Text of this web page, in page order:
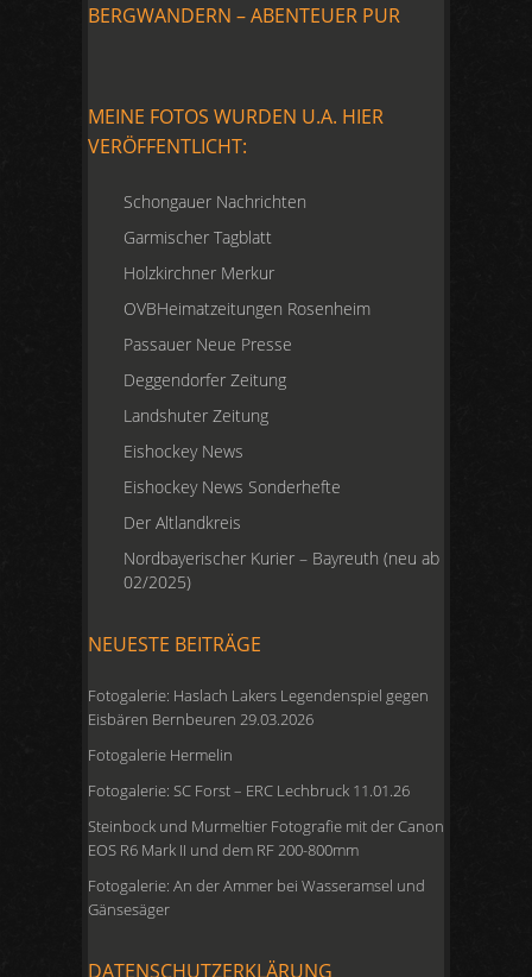
BERGWANDERN – ABENTEUER PUR
MEINE FOTOS WURDEN U.A. HIER
VERÖFFENTLICHT:
Schongauer Nachrichten
Garmischer Tagblatt
Holzkirchner Merkur
OVBHeimatzeitungen Rosenheim
Passauer Neue Presse
Deggendorfer Zeitung
Landshuter Zeitung
Eishockey News
Eishockey News Sonderhefte
Der Altlandkreis
Nordbayerischer Kurier – Bayreuth (neu ab
02/2025)
NEUESTE BEITRÄGE
Fotogalerie: Haslach Lakers Legendenspiel gegen
Eisbären Bernbeuren 29.03.2026
Fotogalerie Hermelin
Fotogalerie: SC Forst – ERC Lechbruck 11.01.26
Steinbock und Murmeltier Fotografie mit der Canon
EOS R6 Mark II und dem RF 200-800mm
Fotogalerie: An der Ammer bei Wasseramsel und
Gänsesäger
DATENSCHUTZERKLÄRUNG